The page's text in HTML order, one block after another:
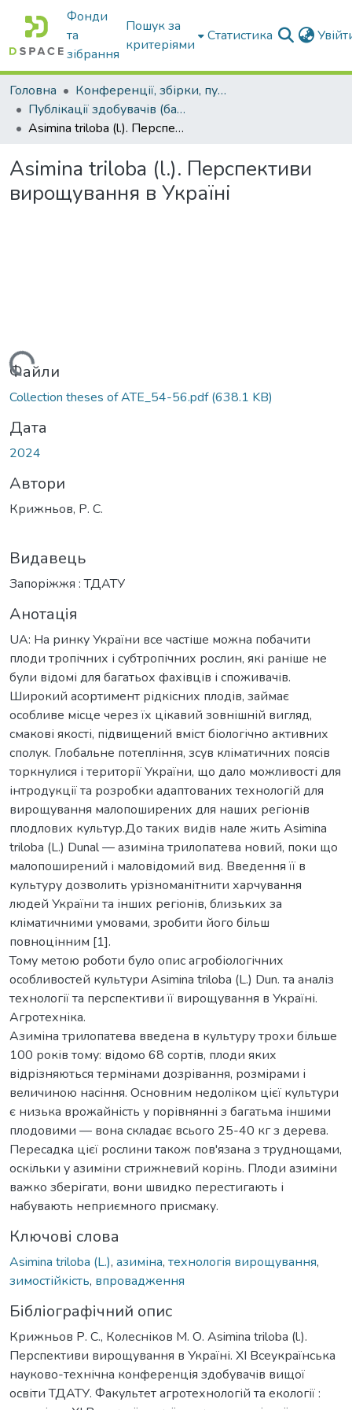
Фонди
та
зібрання
Пошук за
критеріями
Статистика
Головна
Конференції, збірки, публікації молодих вчених і здобувачів : магістрів, бакалаврів, аспірантів.
Публікації здобувачів (бакалаврів. магістрів, аспірантів)
Asimina triloba (l.). Перспективи вирощування в Україні
Asimina triloba (l.). Перспективи
вирощування в Україні
Файли
Collection theses of ATE_54-56.pdf(638.1 KB)
Дата
2024
Автори
Крижньов, Р. С.
Видавець
Запоріжжя : ТДАТУ
Анотація
UA: На ринку України все частіше можна побачити
плоди тропічних і субтропічних рослин, які раніше не
були відомі для багатьох фахівців і споживачів.
Широкий асортимент рідкісних плодів, займає
особливе місце через їх цікавий зовнішній вигляд,
смакові якості, підвищений вміст біологічно активних
сполук. Глобальне потепління, зсув кліматичних поясів
торкнулися і території України, що дало можливості для
інтродукції та розробки адаптованих технологій для
вирощування малопоширених для наших регіонів
плодлових культур.До таких видів нале жить Asimina
triloba (L.) Dunal — азиміна трилопатева новий, поки що
малопоширений і маловідомий вид. Введення її в
культуру дозволить урізноманітнити харчування
людей України та інших регіонів, близьких за
кліматичними умовами, зробити його більш
повноцінним [1].
Тому метою роботи було опис агробіологічних
особливостей культури Asimina triloba (L.) Dun. та аналіз
технології та перспективи її вирощування в Україні.
Агротехніка.
Азиміна трилопатева введена в культуру трохи більше
100 років тому: відомо 68 сортів, плоди яких
відрізняються термінами дозрівання, розмірами і
величиною насіння. Основним недоліком цієї культури
є низька врожайність у порівнянні з багатьма іншими
плодовими — вона складає всього 25-40 кг з дерева.
Пересадка цієї рослини також пов'язана з труднощами,
оскільки у азиміни стрижневий корінь. Плоди азиміни
важко зберігати, вони швидко перестигають і
набувають неприємного присмаку.
Ключові слова
Asimina triloba (L.), азиміна, технологія вирощування,
зимостійкість, впровадження
Бібліографічний опис
Крижньов Р. С., Колесніков М. О. Asimina triloba (l.).
Перспективи вирощування в Україні. ХІ Всеукраїнська
науково-технічна конференція здобувачів вищої
освіти ТДАТУ. Факультет агротехнологій та екології :